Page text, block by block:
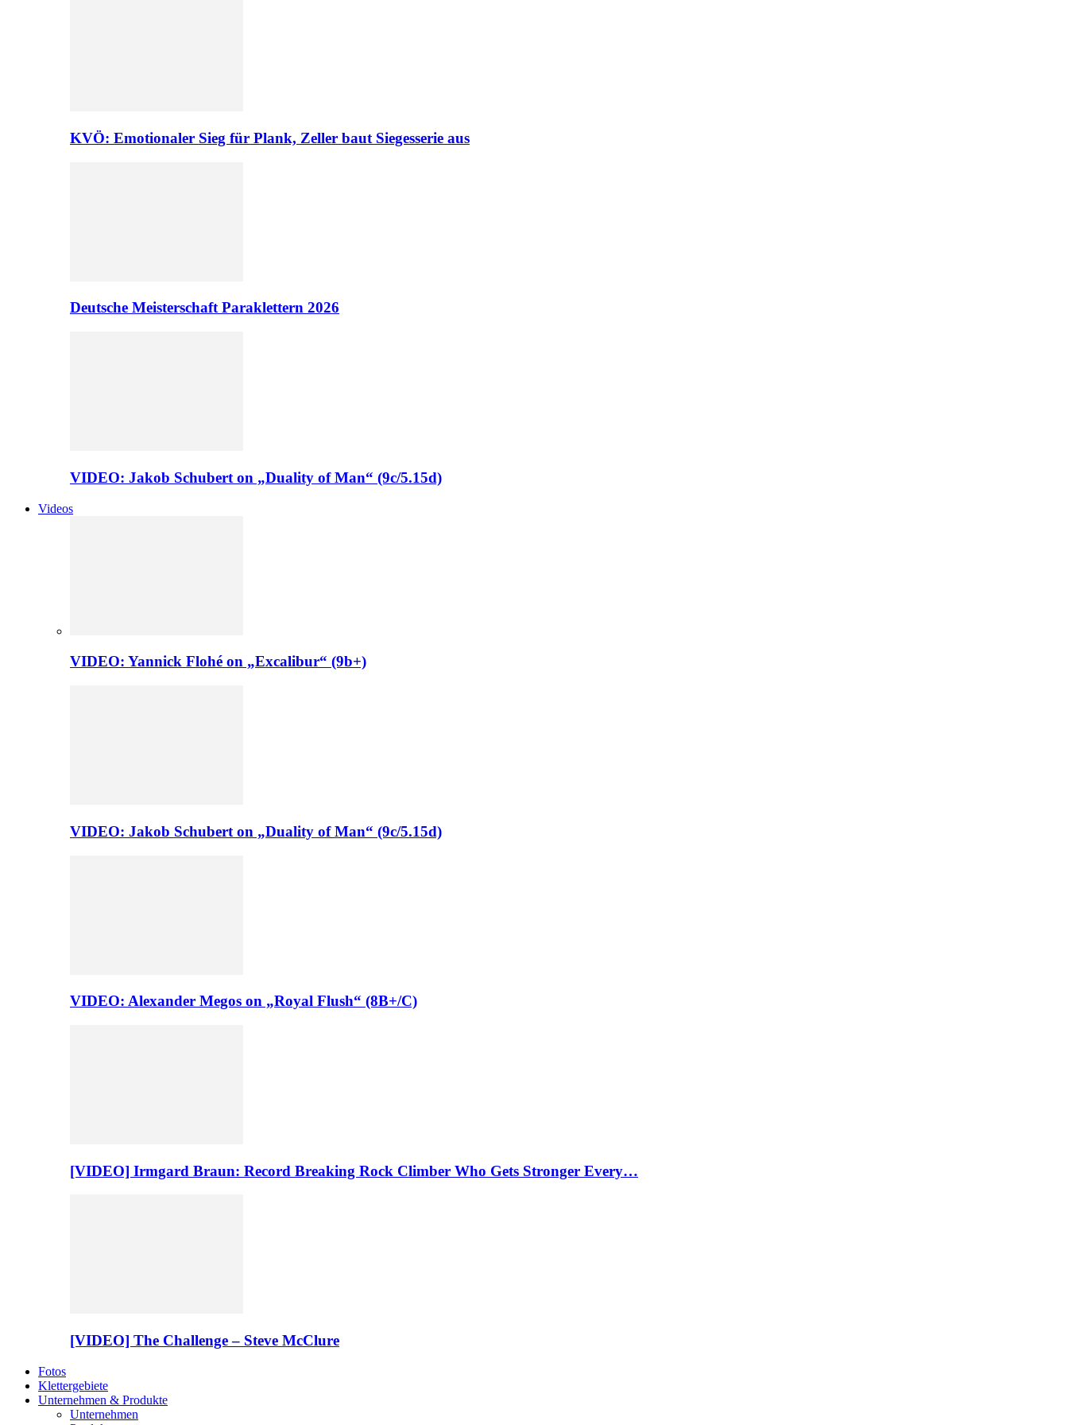
KVÖ: Emotionaler Sieg für Plank, Zeller baut Siegesserie aus
Deutsche Meisterschaft Paraklettern 2026
VIDEO: Jakob Schubert on „Duality of Man“ (9c/5.15d)
Videos
VIDEO: Yannick Flohé on „Excalibur“ (9b+)
VIDEO: Jakob Schubert on „Duality of Man“ (9c/5.15d)
VIDEO: Alexander Megos on „Royal Flush“ (8B+/C)
[VIDEO] Irmgard Braun: Record Breaking Rock Climber Who Gets Stronger Every…
[VIDEO] The Challenge – Steve McClure
Fotos
Klettergebiete
Unternehmen & Produkte
Unternehmen